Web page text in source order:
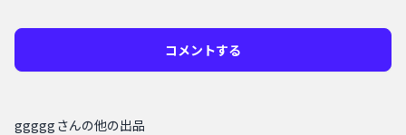
コメントする
gggggさんの他の出品